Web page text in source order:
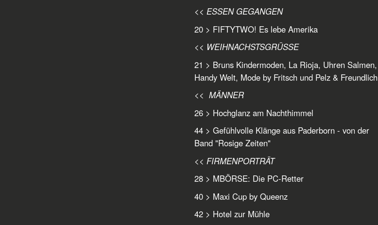
<< ESSEN GEGANGEN
20 > FIFTYTWO! Es lebe Amerika
<< WEIHNACHSTSGRÜSSE
21 > Bruns Kindermoden, La Rioja, Uhren Salmen,
Handy Welt, Mode by Fritsch und Pelz & Freundlich
<< MÄNNER
26 > Hochglanz am Nachthimmel
44 > Gefühlvolle Klänge aus Paderborn - von der
Band "Rosige Zeiten"
<< FIRMENPORTRÄT
28 > MBÖRSE: Die PC-Retter
40 > Maxi Cup by Queenz
42 > Hotel zur Mühle